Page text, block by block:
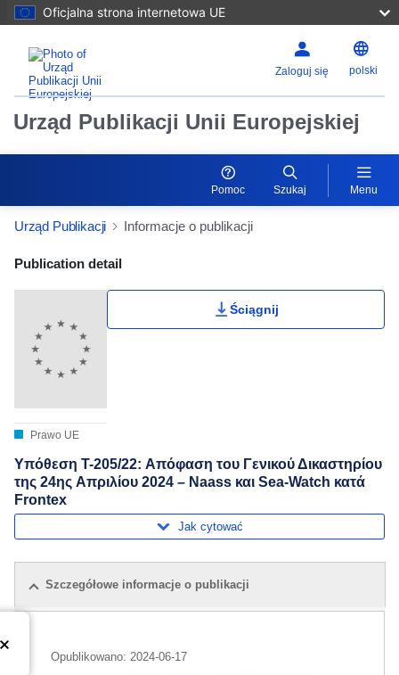
Oficjalna strona internetowa UE
Zaloguj się polski
Urząd Publikacji Unii Europejskiej
Pomoc Szukaj Menu
Urząd Publikacji Informacje o publikacji
Publication Detail Actions Portlet
Publication detail
Prawo UE
Ściągnij
Υπόθεση T-205/22: Απόφαση του Γενικού Δικαστηρίου
της 24ης Απριλίου 2024 – Naass και Sea-Watch κατά
Frontex
Jak cytować
Szczegółowe informacje o publikacji
Opublikowano: 2024-06-17